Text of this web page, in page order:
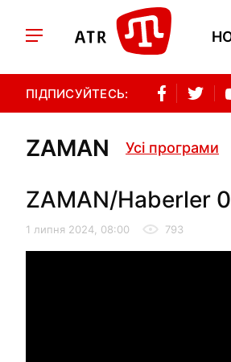
ПІДПИСУЙТЕСЬ:
ZAMAN Усі програми
ZAMAN/Haberler
1 липня 2024, 08:00 793